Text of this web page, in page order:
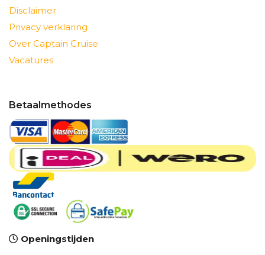
Disclaimer
Privacy verklaring
Over Captain Cruise
Vacatures
Betaalmethodes
Openingstijden